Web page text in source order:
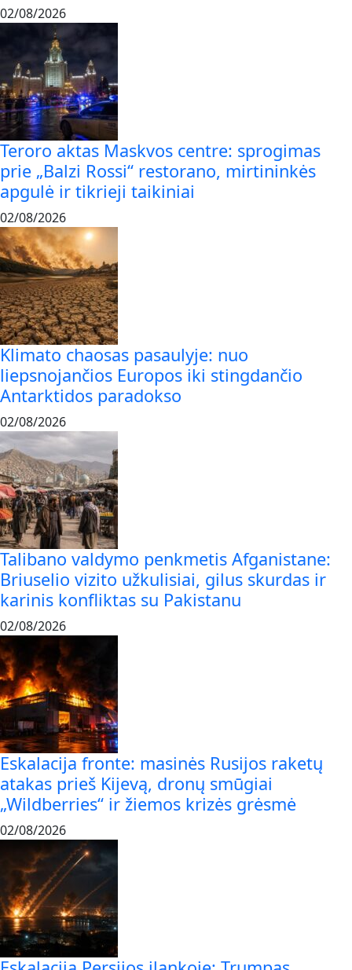
02/08/2026
Teroro aktas Maskvos centre: sprogimas
prie „Balzi Rossi“ restorano, mirtininkės
apgulė ir tikrieji taikiniai
02/08/2026
Klimato chaosas pasaulyje: nuo
liepsnojančios Europos iki stingdančio
Antarktidos paradokso
02/08/2026
Talibano valdymo penkmetis Afganistane:
Briuselio vizito užkulisiai, gilus skurdas ir
karinis konfliktas su Pakistanu
02/08/2026
Eskalacija fronte: masinės Rusijos raketų
atakas prieš Kijevą, dronų smūgiai
„Wildberries“ ir žiemos krizės grėsmė
02/08/2026